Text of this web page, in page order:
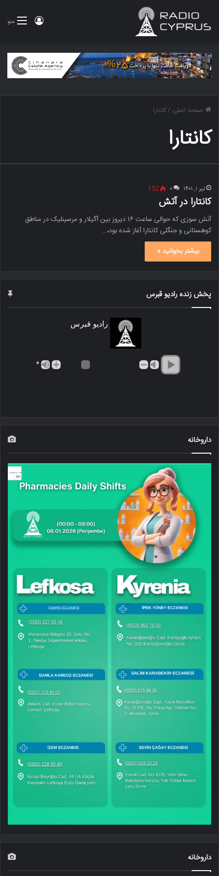
منو ورود
صفحه اصلی /کانتارا
کانتارا
تیر ۱, ۱۴۰۱ ۰ 152
کانتارا در آتش
آتش سوزی که حوالی ساعت ۱۶ دیروز بین آگیلار و مرسینلیک در مناطق
کوهستانی و جنگلی کانتارا آغاز شده بود،…
بیشتر بخوانید »
پخش زنده رادیو قبرس
رادیو قبرس
*
داروخانه
داروخانه